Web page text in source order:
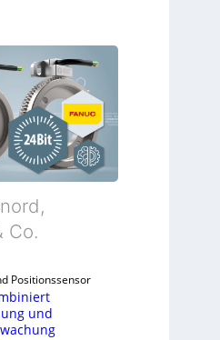
Co.
Positionssensor
und